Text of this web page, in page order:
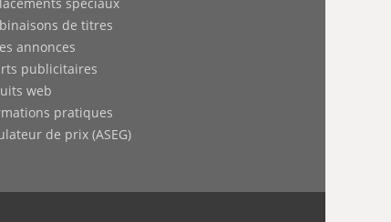
de titres
publicitaires
pratiques
de prix (ASEG)
annonces
web